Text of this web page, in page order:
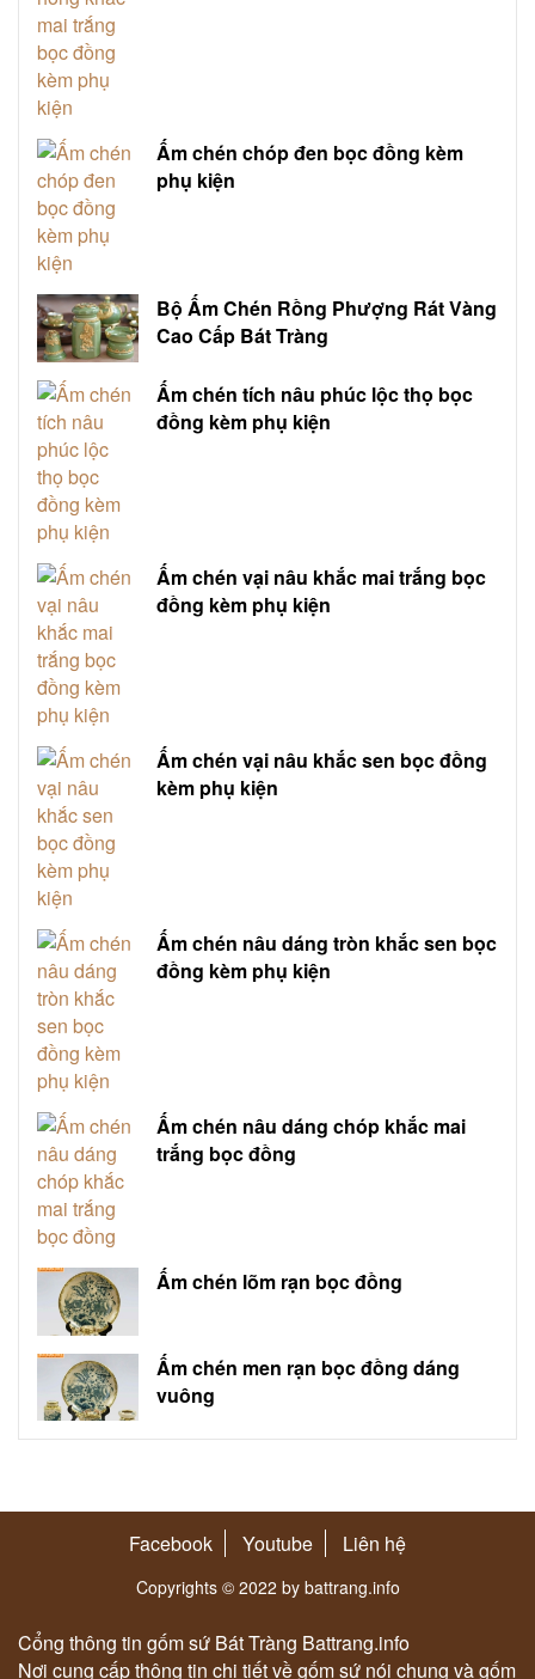
Ấm chén chóp đen bọc đồng kèm
phụ kiện
Bộ Ấm Chén Rồng Phượng Rát Vàng
Cao Cấp Bát Tràng
Ấm chén tích nâu phúc lộc thọ bọc
đồng kèm phụ kiện
Ấm chén vại nâu khắc mai trắng bọc
đồng kèm phụ kiện
Ấm chén vại nâu khắc sen bọc đồng
kèm phụ kiện
Ấm chén nâu dáng tròn khắc sen bọc
đồng kèm phụ kiện
Ấm chén nâu dáng chóp khắc mai
trắng bọc đồng
Ấm chén lõm rạn bọc đồng
Ấm chén men rạn bọc đồng dáng
vuông
Facebook Youtube Liên hệ
Copyrights © 2022 by battrang.info
Cổng thông tin gốm sứ Bát Tràng Battrang.info
Nơi cung cấp thông tin chi tiết về gốm sứ nói chung và gốm